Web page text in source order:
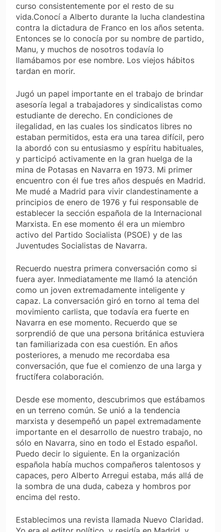
curso consistentemente por el resto de su
vida.Conocí a Alberto durante la lucha clandestina
contra la dictadura de Franco en los años setenta.
Entonces se lo conocía por su nombre de partido,
Manu, y muchos de nosotros todavía lo
llamábamos por ese nombre. Los viejos hábitos
tardan en morir.
Jugó un papel importante en el trabajo de brindar
asesoría legal a trabajadores y sindicalistas como
estudiante de derecho. En condiciones de
ilegalidad, en las cuales los sindicatos libres no
estaban permitidos, esta era una tarea difícil, pero
la abordó con su entusiasmo y espíritu habituales,
y participó activamente en la gran huelga de la
mina de Potasas en Navarra en 1973. Mi primer
encuentro con él fue tres años después en Madrid.
Me mudé a Madrid para vivir clandestinamente a
principios de enero de 1976 y fui responsable de
establecer la sección española de la Internacional
Marxista. En ese momento él era un miembro
activo del Partido Socialista (PSOE) y de las
Juventudes Socialistas de Navarra.
Recuerdo nuestra primera conversación como si
fuera ayer. Inmediatamente me llamó la atención
como un joven extremadamente inteligente y
capaz. La conversación giró en torno al tema del
movimiento carlista, que todavía era fuerte en
Navarra en ese momento. Recuerdo que se
sorprendió de que una persona británica estuviera
tan familiarizada con esa cuestión. En años
posteriores, a menudo me recordaba esa
conversación, que fue el comienzo de una larga y
fructífera colaboración.
Desde ese momento, descubrimos que estábamos
en un terreno común. Se unió a la tendencia
marxista y desempeñó un papel extremadamente
importante en el desarrollo de nuestro trabajo, no
sólo en Navarra, sino en todo el Estado español.
Puedo decir lo siguiente. En la organización
española había muchos compañeros talentosos y
capaces, pero Alberto Arregui estaba, más allá de
la sombra de una duda, cabeza y hombros por
encima del resto.
Establecimos una revista llamada Nuevo Claridad.